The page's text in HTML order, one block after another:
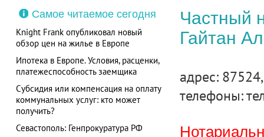
Самое читаемое сегодня
Knight Frank опубликовал новый
обзор цен на жилье в Европе
Ипотека в Европе. Условия, расценки,
платежеспособность заемщика
Субсидия или компенсация на оплату
коммунальных услуг: кто может
получить?
Севастополь: Генпрокуратура РФ
Частный
Гайтан
адрес:
телефоны: